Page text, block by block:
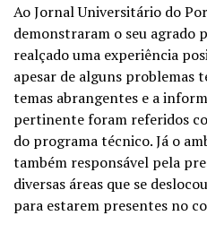
Ao Jornal Universitário do
demonstraram o seu agrado
realçado uma experiência
apesar de alguns problemas
temas abrangentes e a
pertinente foram referidos
do programa técnico. Já o
também responsável pela
diversas áreas que se
para estarem presentes no